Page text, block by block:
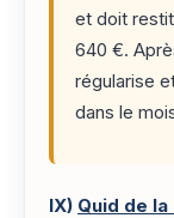
et doit
640 €.
régularise
dans le
IX) Quid de